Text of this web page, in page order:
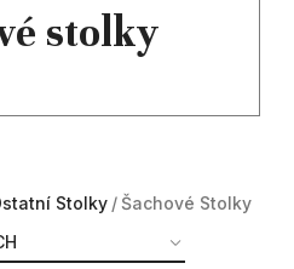
stolky
Stolky Šachové Stolky